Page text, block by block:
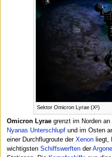
Sektor Omicron Lyrae (X²)
Omicron Lyraegrenzt im Norden an
Nyanas Unterschlupfund im Osten
einer Durchflugroute der Xenonliegt,
wichtigsten Schiffswerftender